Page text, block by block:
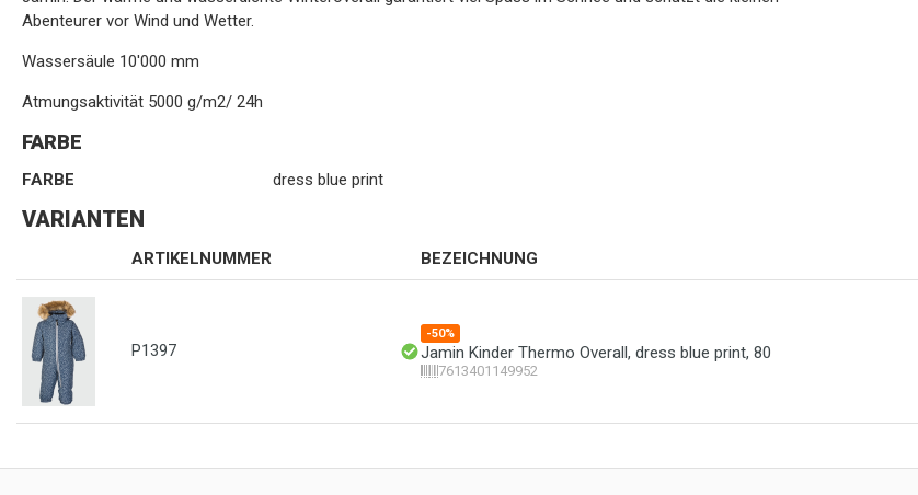
Abenteurer vor Wind und Wetter.
Wassersäule 10'000 mm
Atmungsaktivität 5000 g/m2/ 24h
FARBE
FARBE dress blue print
VARIANTEN
ARTIKELNUMMER BEZEICHNUNG
P1397
-50%
Jamin Kinder Thermo Overall, dress blue print, 80
7613401149952